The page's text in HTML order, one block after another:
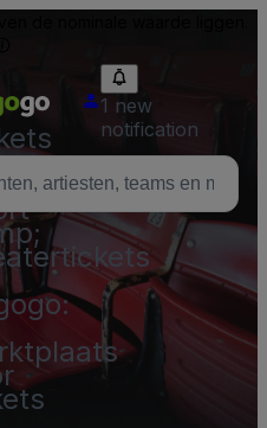
1 new
notification